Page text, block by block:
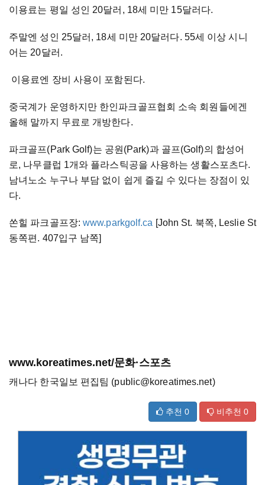
이용료는 평일 성인 20달러, 18세 미만 15달러다.
주말엔 성인 25달러, 18세 미만 20달러다. 55세 이상 시니
어는 20달러.
이용료엔 장비 사용이 포함된다.
중국계가 운영하지만 한인파크골프협회 소속 회원들에겐
올해 말까지 무료로 개방한다.
파크골프(Park Golf)는 공원(Park)과 골프(Golf)의 합성어
로, 나무클럽 1개와 플라스틱공을 사용하는 생활스포츠다.
남녀노소 누구나 부담 없이 쉽게 즐길 수 있다는 장점이 있
다.
쏜힐 파크골프장: www.parkgolf.ca [John St. 북쪽, Leslie St
동쪽편. 407입구 남쪽]
www.koreatimes.net/문화·스포츠
캐나다 한국일보 편집팀 (public@koreatimes.net)
추천 0 비추천 0